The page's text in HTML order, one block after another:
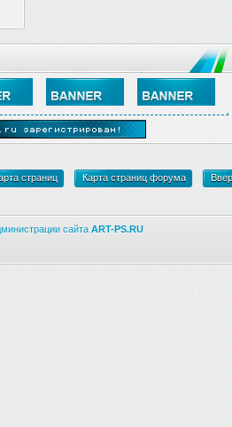
страниц Карта страниц форума
сайта ART-PS.RU